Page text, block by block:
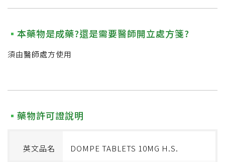
本藥物是成藥?還是需要醫師開立處方箋?
須由醫師處方使用
藥物許可證說明
英文品名 DOMPE TABLETS 10MG H.S.